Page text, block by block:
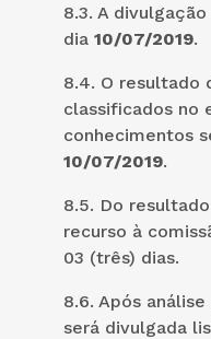
8.3. A
dia 10/07/2019.
8.4. O resultado
classificados no
conhecimentos
10/07/2019.
8.5. Do
recurso à
03 (três) dias.
8.6. Após
será divulgada